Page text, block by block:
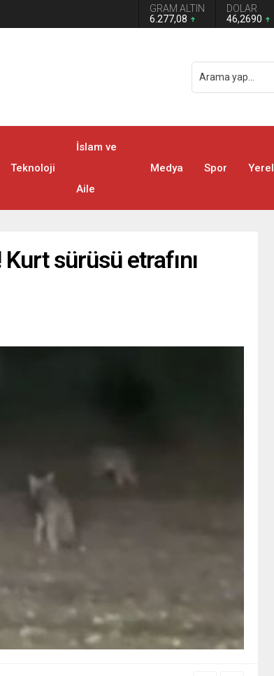
2-0 Mağlup Oldu
GRAM ALTIN
6.277,08
DOLAR
46,2690
Teknoloji
İslam ve
Aile
Medya Spor Yerel
sürüsü etrafını